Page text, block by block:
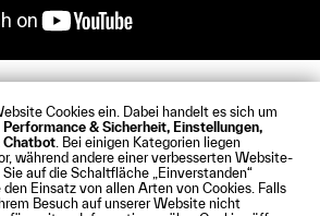
Cookies ein. Dabei handelt es sich um
Performance & Sicherheit, Einstellungen,
Chatbot . Bei einigen Kategorien liegen
während andere einer verbesserten Website-
auf die Schaltfläche „Einverstanden“
Einsatz von allen Arten von Cookies. Falls
Besuch auf unserer Website nicht
Cookies
Barrierefreiheit
Intranet Webmail
Augsburg